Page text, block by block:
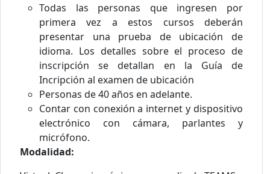
Todas las personas que ingresen por
primera vez a estos cursos deberán
presentar una prueba de ubicación de
idioma. Los detalles sobre el proceso de
inscripción se detallan en la Guía de
Incripción al examen de ubicación
Personas de 40 años en adelante.
Contar con conexión a internet y dispositivo
electrónico con cámara, parlantes y
micrófono.
Modalidad: